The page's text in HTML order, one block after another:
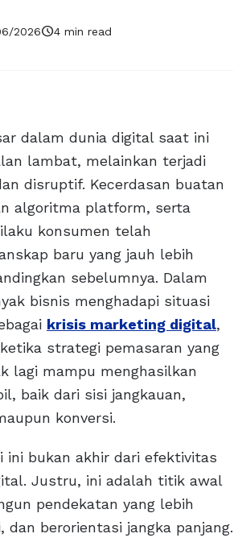
2026schedule4 min read
dalam dunia digital saat ini
lambat, melainkan terjadi
disruptif. Kecerdasan buatan
algoritma platform, serta
konsumen telah
baru yang jauh lebih
sebelumnya. Dalam
bisnis menghadapi situasi
krisis marketing digital,
strategi pemasaran yang
lagi mampu menghasilkan
baik dari sisi jangkauan,
konversi.
ini bukan akhir dari efektivitas
Justru, ini adalah titik awal
pendekatan yang lebih
dan berorientasi jangka panjang.